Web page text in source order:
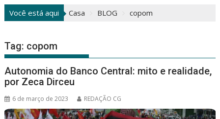
Você está aqui Casa BLOG copom
Tag: copom
Autonomia do Banco Central: mito e realidade,
por Zeca Dirceu
6 de março de 2023 REDAÇÃO CG